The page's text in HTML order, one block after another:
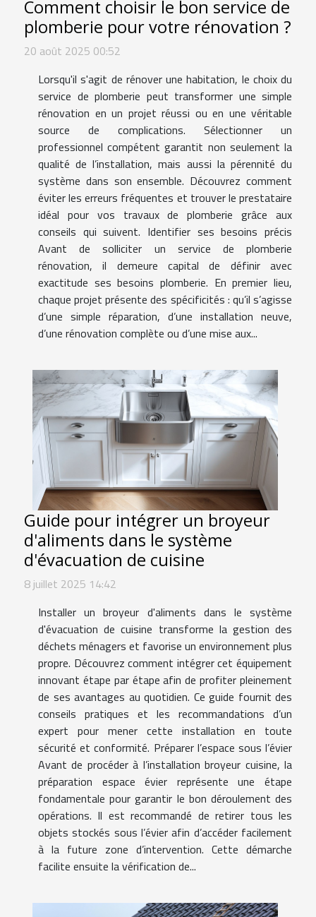
Comment choisir le bon service de
plomberie pour votre rénovation ?
20 août 2025 00:52
Lorsqu'il s'agit de rénover une habitation, le choix du
service de plomberie peut transformer une simple
rénovation en un projet réussi ou en une véritable
source de complications. Sélectionner un
professionnel compétent garantit non seulement la
qualité de l’installation, mais aussi la pérennité du
système dans son ensemble. Découvrez comment
éviter les erreurs fréquentes et trouver le prestataire
idéal pour vos travaux de plomberie grâce aux
conseils qui suivent. Identifier ses besoins précis
Avant de solliciter un service de plomberie
rénovation, il demeure capital de définir avec
exactitude ses besoins plomberie. En premier lieu,
chaque projet présente des spécificités : qu’il s’agisse
d’une simple réparation, d’une installation neuve,
d’une rénovation complète ou d’une mise aux...
Guide pour intégrer un broyeur
d'aliments dans le système
d'évacuation de cuisine
8 juillet 2025 14:42
Installer un broyeur d'aliments dans le système
d'évacuation de cuisine transforme la gestion des
déchets ménagers et favorise un environnement plus
propre. Découvrez comment intégrer cet équipement
innovant étape par étape afin de profiter pleinement
de ses avantages au quotidien. Ce guide fournit des
conseils pratiques et les recommandations d’un
expert pour mener cette installation en toute
sécurité et conformité. Préparer l’espace sous l’évier
Avant de procéder à l’installation broyeur cuisine, la
préparation espace évier représente une étape
fondamentale pour garantir le bon déroulement des
opérations. Il est recommandé de retirer tous les
objets stockés sous l’évier afin d’accéder facilement
à la future zone d’intervention. Cette démarche
facilite ensuite la vérification de...